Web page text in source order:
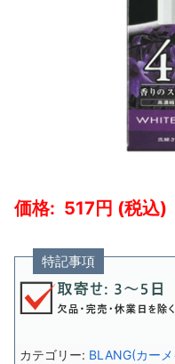
517
特記事項
カテゴリー: BLANG(カー